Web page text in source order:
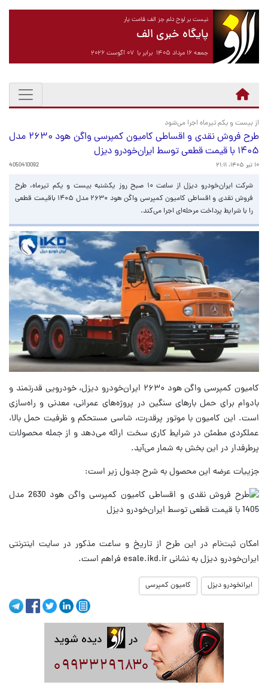
نیست بر لوح دلم جز الف قامت یار
پایگاه خبری الف
جمعه ۱۶ مرداد ۱۴۰۵ برابر با ۰۷ آگوست ۲۰۲۶
از بیست و یکم تیرماه اجرا می‌شود
طرح فروش نقدی و اقساطی کامیون کمپرسی واگن هود ۲۶۳۰ مدل
۱۴۰۵ با قیمت قطعی توسط ایران‌خودرو دیزل
۱۰ تیر ۱۴۰۵، ۲۱:۱۱ 4050410092
شرکت ایران‌خودرو دیزل از ساعت ۱۰ صبح روز یکشنبه بیست و یکم تیرماه، طرح
فروش نقدی و اقساطی کامیون کمپرسی واگن هود ۲۶۳۰ مدل ۱۴۰۵ باقیمت قطعی
را با شرایط پرداخت مرحله‌ای اجرا می‌کند.
کامیون کمپرسی واگن هود ۲۶۳۰ ایران‌خودرو دیزل، خودرویی قدرتمند و
بادوام برای حمل بارهای سنگین در پروژه‌های عمرانی، معدنی و راه‌سازی
است. این کامیون با موتور پرقدرت، شاسی مستحکم و ظرفیت حمل بالا،
عملکردی مطمئن در شرایط کاری سخت ارائه می‌دهد و از جمله محصولات
پرطرفدار در این بخش به شمار می‌آید.
جزییات عرضه این محصول به شرح جدول زیر است:
امکان ثبت‌نام در این طرح از تاریخ و ساعت مذکور در سایت اینترنتی
ایران‌خودرو دیزل به نشانی esale.ikd.ir فراهم است.
ایرانخودرو دیزل کامیون کمپرسی